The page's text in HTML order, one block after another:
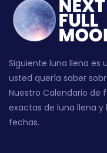
Siguiente luna llena es
usted quería saber
Nuestro Calendario de
exactas de luna llena
fechas.